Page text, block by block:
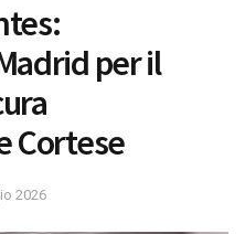
per il
Cortese
2026